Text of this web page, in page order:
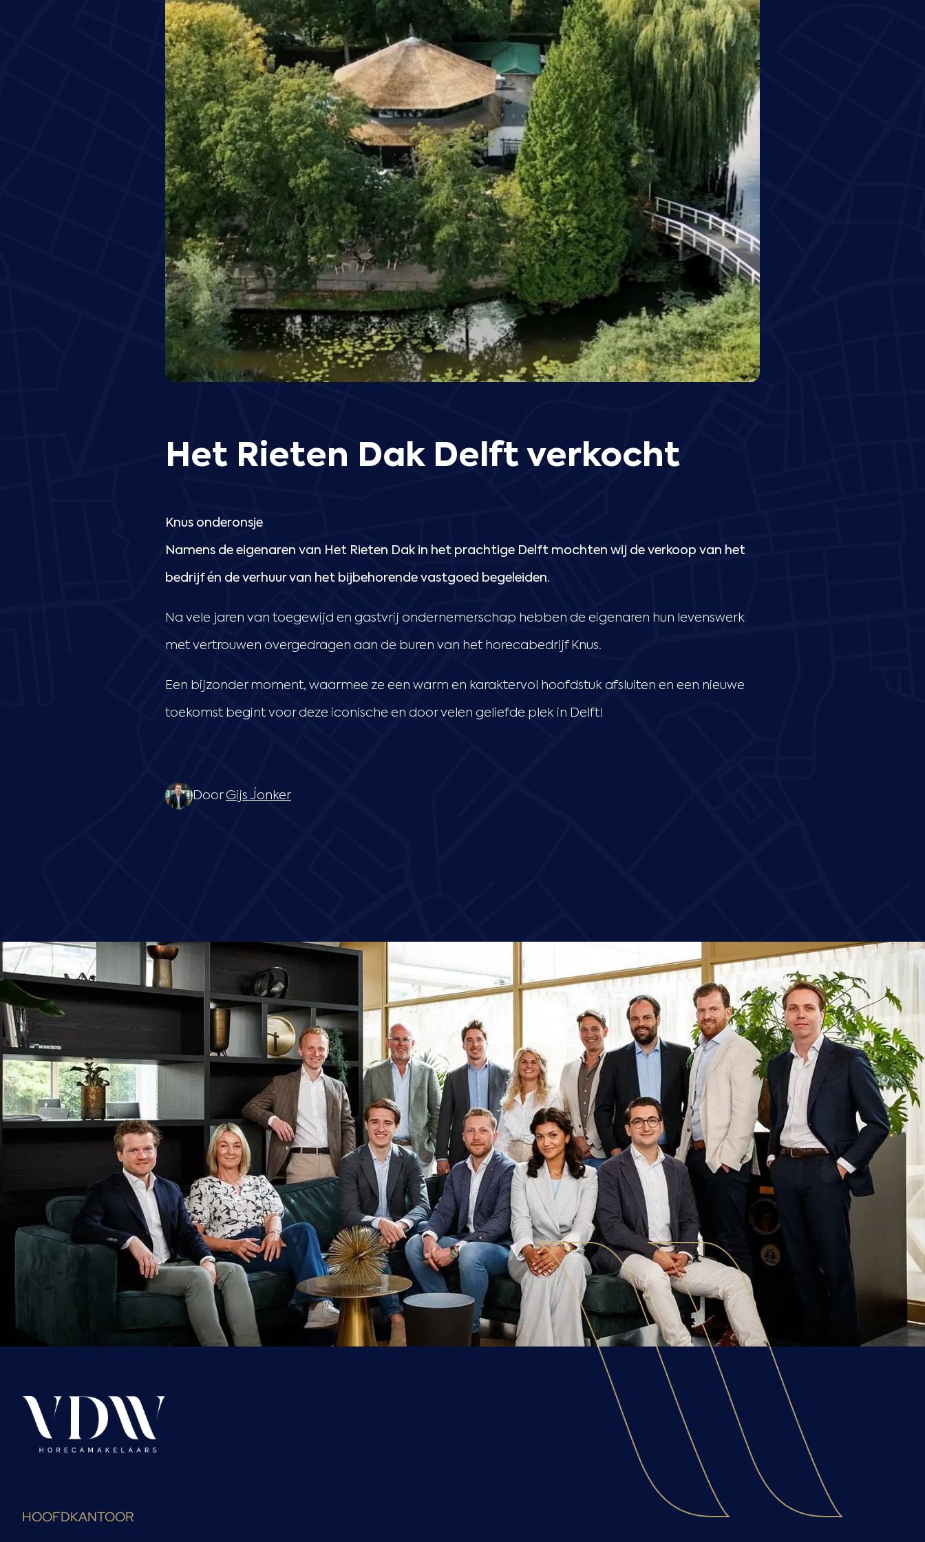
Het Rieten Dak Delft verkocht
Knus onderonsje
Namens de eigenaren van Het Rieten Dak in het prachtige Delft mochten wij de verkoop van het
bedrijf én de verhuur van het bijbehorende vastgoed begeleiden.
Na vele jaren van toegewijd en gastvrij ondernemerschap hebben de eigenaren hun levenswerk
met vertrouwen overgedragen aan de buren van het horecabedrijf Knus.
Een bijzonder moment, waarmee ze een warm en karaktervol hoofdstuk afsluiten en een nieuwe
toekomst begint voor deze iconische en door velen geliefde plek in Delft!
DoorGijs Jonker
HOOFDKANTOOR